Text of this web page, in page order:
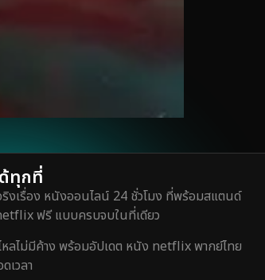
ทุกที่
ริงเรื่อง หนังออนไลน์ 24 ชั่วโมง ที่พร้อมสแตนด์
ฟรี แบบครบจบในที่เดียว
ลไม่มีค้าง พร้อมอัปเดต หนัง netflix พากย์ไทย
เวลา